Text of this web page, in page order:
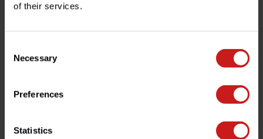
of their services.
Selection
Necessary
Preferences
Statistics
¿Necesita ayuda con su pedido? No dude en contactar
Productos relacionados